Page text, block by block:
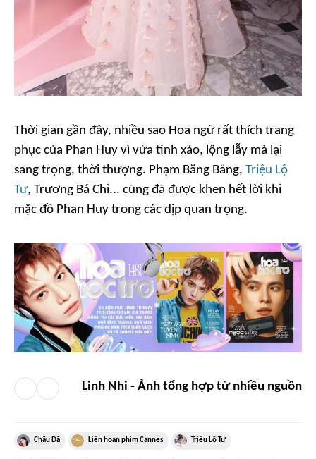
Thời gian gần đây, nhiều sao Hoa ngữ rất thích trang
phục của Phan Huy vì vừa tinh xảo, lộng lẫy mà lại
sang trọng, thời thượng. Phạm Băng Băng, Triệu Lộ
Tư, Trương Bá Chi... cũng đã được khen hết lời khi
mặc đồ Phan Huy trong các dịp quan trọng.
Linh Nhi - Ảnh tổng hợp từ nhiều nguồn
Châu Dã Liên hoan phim Cannes Triệu Lộ Tư